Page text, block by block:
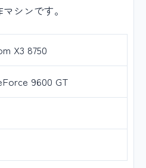
シンです。
X3 8750
9600 GT